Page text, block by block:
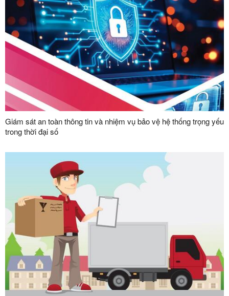
Giám sát an toàn thông tin và nhiệm vụ bảo vệ hệ thống trọng yếu
trong thời đại số